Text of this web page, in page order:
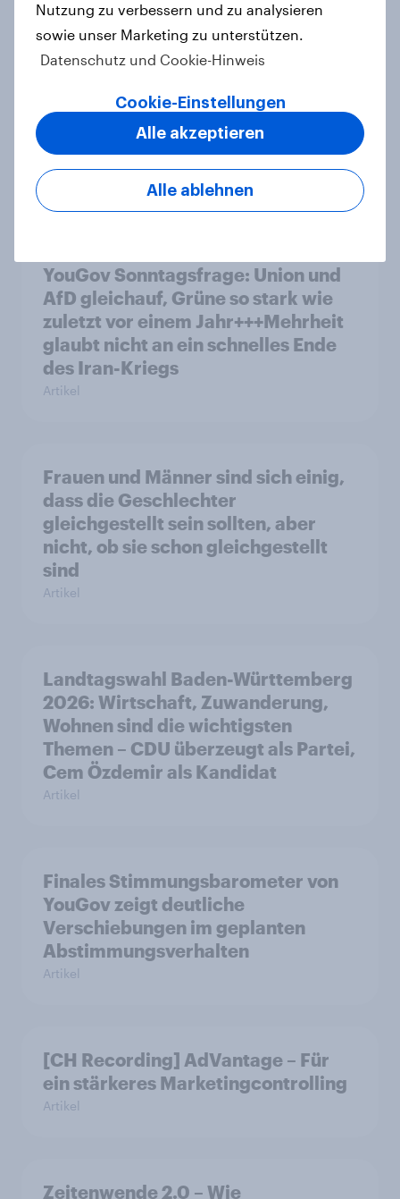
Artikel
Mehrheit in sechs europäischen
Ländern unterstützt ein Verbot von
sozialen Medien für unter 16-
Jährige
YouGov Sonntagsfrage: Union und
AfD gleichauf, Grüne so stark wie
zuletzt vor einem Jahr+++Mehrheit
glaubt nicht an ein schnelles Ende
des Iran-Kriegs
Artikel
Frauen und Männer sind sich einig,
dass die Geschlechter
gleichgestellt sein sollten, aber
nicht, ob sie schon gleichgestellt
sind
Artikel
Landtagswahl Baden-Württemberg
2026: Wirtschaft, Zuwanderung,
Wohnen sind die wichtigsten
Themen – CDU überzeugt als Partei,
Cem Özdemir als Kandidat
Artikel
Finales Stimmungsbarometer von
YouGov zeigt deutliche
Verschiebungen im geplanten
Abstimmungsverhalten
Artikel
[CH Recording] AdVantage – Für
ein stärkeres Marketingcontrolling
Artikel
Zeitenwende 2.0 – Wie
Nutzung zu verbessern und zu analysieren
sowie unser Marketing zu unterstützen.
Datenschutz und Cookie-Hinweis
Cookie-Einstellungen
Alle ablehnen
Alle akzeptieren